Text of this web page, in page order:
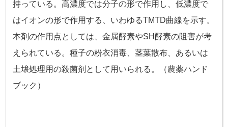
持っている。高濃度では分子の形で作用し、低濃度で
はイオンの形で作用する、いわゆるTMTD曲線を示す。
本剤の作用点としては、金属酵素やSH酵素の阻害が考
えられている。種子の粉衣消毒、茎葉散布、あるいは
土壌処理用の殺菌剤として用いられる。（農薬ハンド
ブック）